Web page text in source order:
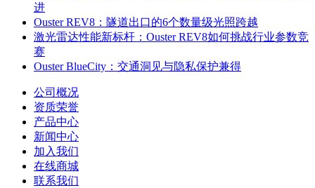
进
Ouster REV8：隧道出口的6个数量级光照跨越
激光雷达性能新标杆：Ouster REV8如何挑战行业参数竞
赛
Ouster BlueCity：交通洞见与隐私保护兼得
公司概况
资质荣誉
产品中心
新闻中心
加入我们
在线商城
联系我们